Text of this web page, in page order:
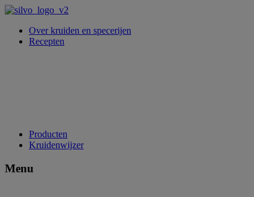
Over kruiden en specerijen
Recepten
Producten
Kruidenwijzer
Menu